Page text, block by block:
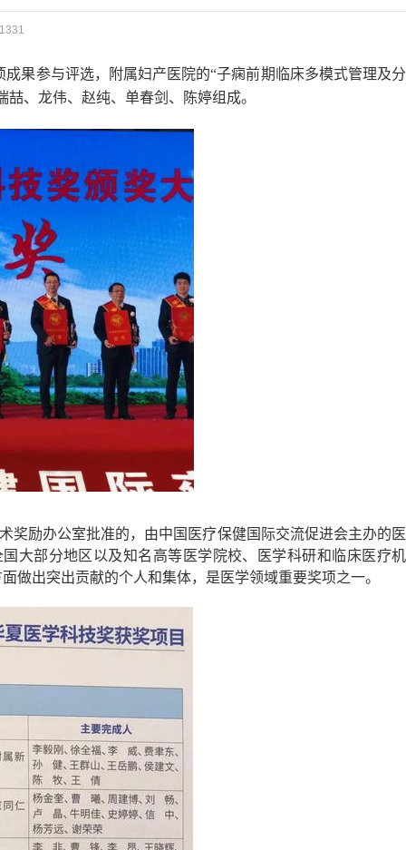
1331
成果参与评选， 附属妇产医院的“子痫前期临床多模式管理及分
喆、龙伟、赵纯、单春剑、陈婷组成。
奖励办公室批准的，由中国医疗保健国际交流促进会主办的医
大部分地区以及知名高等医学院校、医学科研和临床医疗机
做出突出贡献的个人和集体，是医学领域重要奖项之一。